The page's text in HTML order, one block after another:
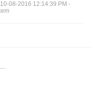
08-2016 12:14:39 PM -